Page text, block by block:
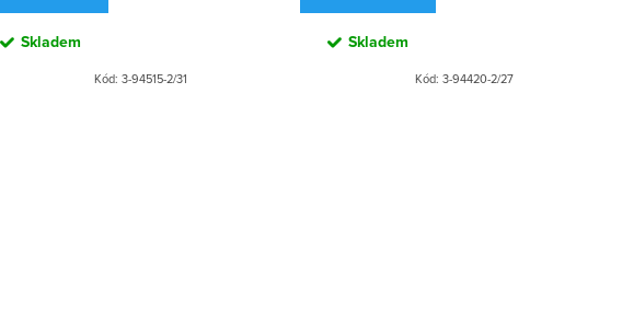
Skladem
Kód: 3-94515-2/31
Skladem
Kód: 3-94420-2/27